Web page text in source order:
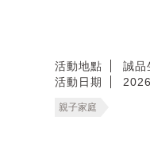
活動地點
誠品
活動日期
親子家庭